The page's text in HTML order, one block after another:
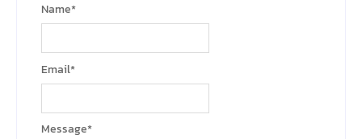
Message*
Name*
Email*